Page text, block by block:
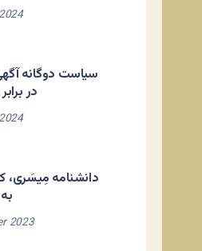
سیاست دوگانه
در
دانشنامه مِیسَری،
2023